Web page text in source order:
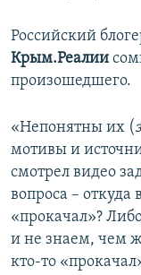
Российский
Крым.Реалии
произошедшего.
«Непонятны их (
мотивы и
смотрел видео
вопроса – откуда
«прокачал»?
и не знаем, чем
кто-то